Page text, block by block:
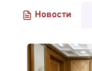
Новости